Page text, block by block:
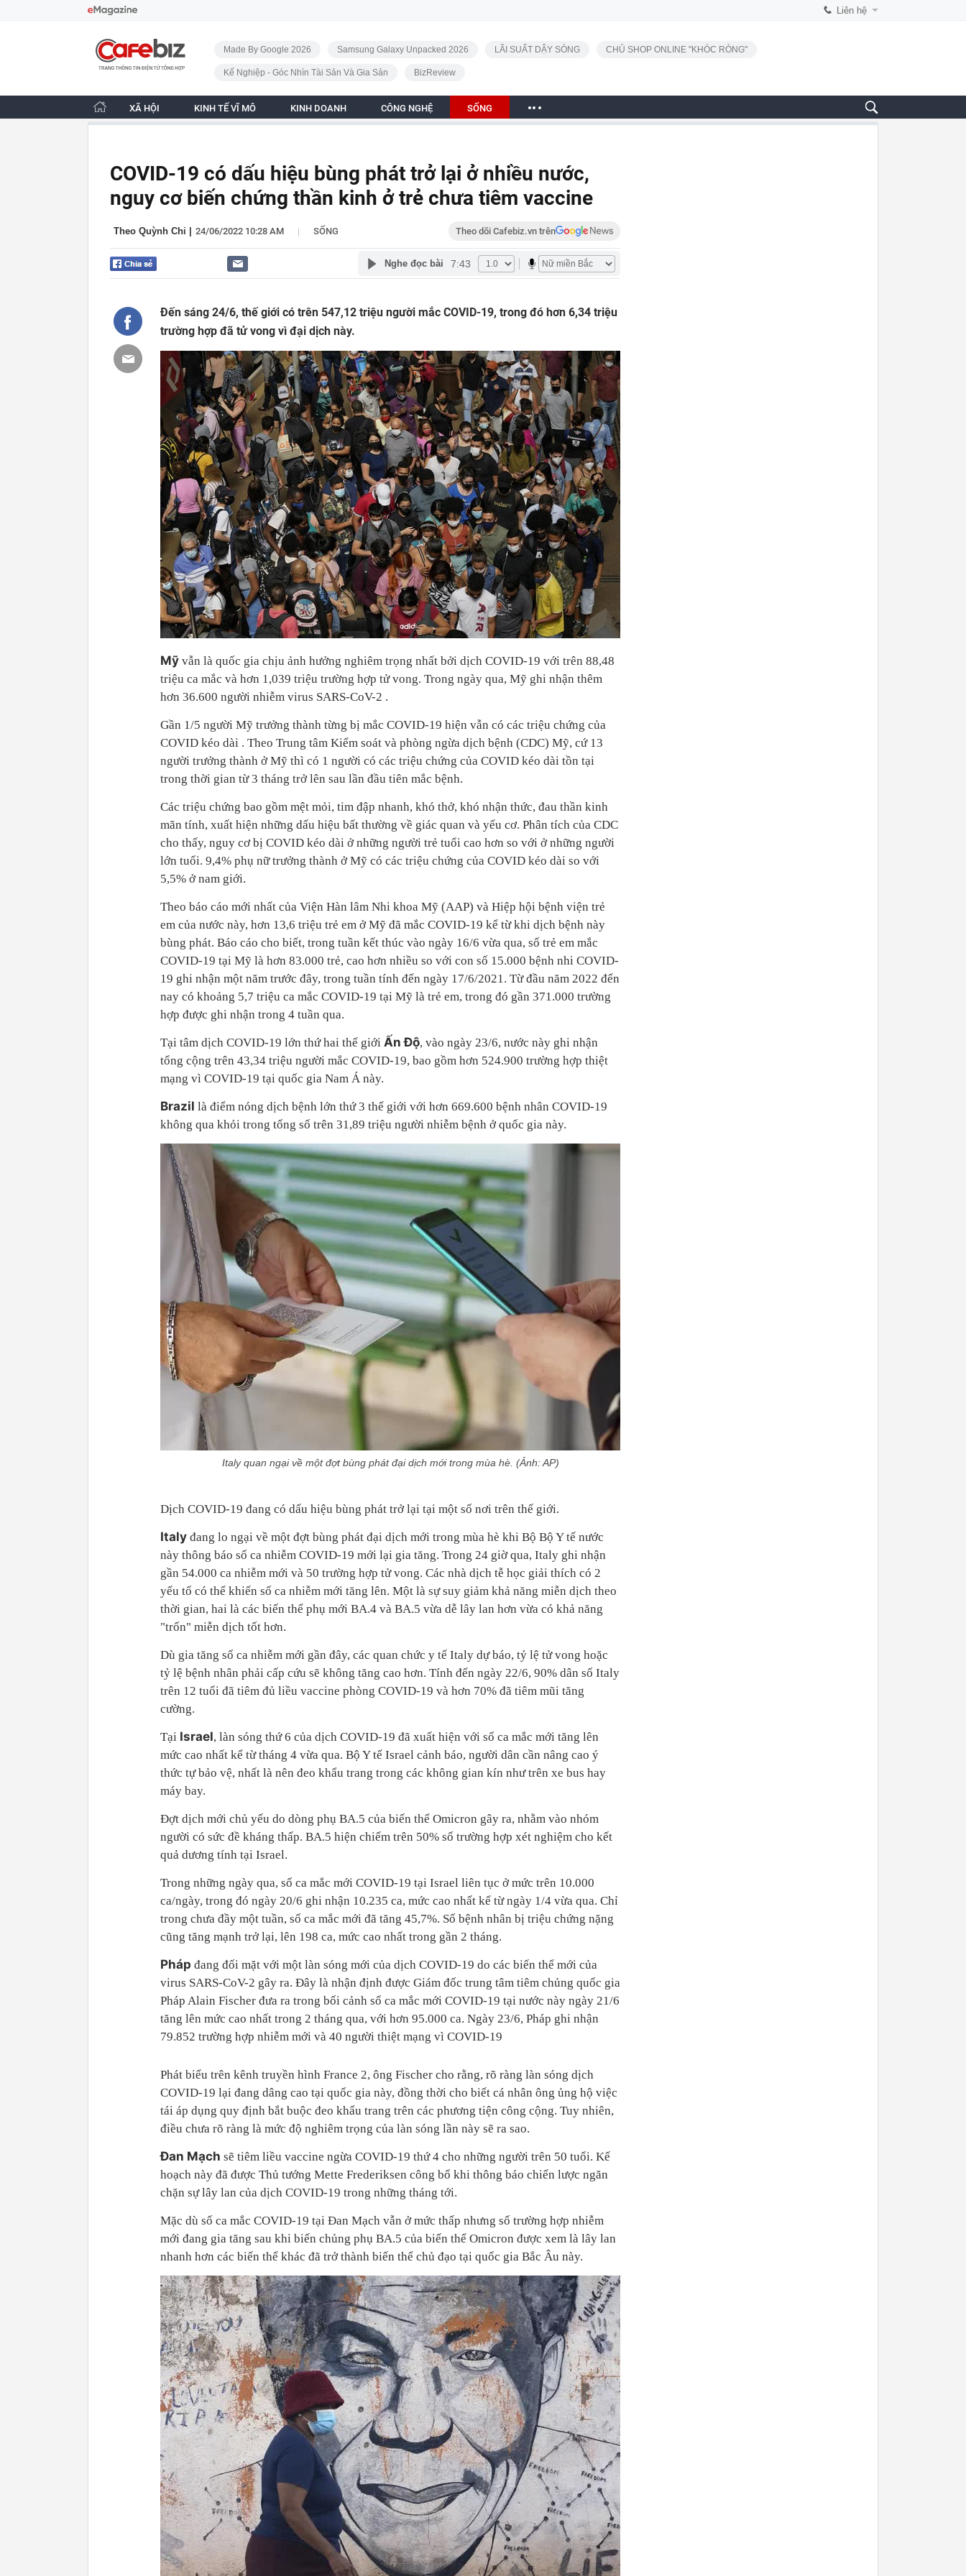
Liên hệ
CafeBiz - Trang chủ
Made By Google 2026 Samsung Galaxy Unpacked 2026 LÃI SUẤT DẬY SÓNG CHỦ SHOP ONLINE "KHÓC RÒNG"
Kế Nghiệp - Góc Nhìn Tài Sản Và Gia Sản BizReview
XÃ HỘI KINH TẾ VĨ MÔ KINH DOANH CÔNG NGHỆ SỐNG
COVID-19 có dấu hiệu bùng phát trở lại ở nhiều nước,
nguy cơ biến chứng thần kinh ở trẻ chưa tiêm vaccine
Theo Quỳnh Chi 24/06/2022 10:28 AM | SỐNG Theo dõi Cafebiz.vn trên
Nghe đọc bài 7:43
Đến sáng 24/6, thế giới có trên 547,12 triệu người mắc COVID-19, trong đó hơn 6,34 triệu
trường hợp đã tử vong vì đại dịch này.
Mỹ vẫn là quốc gia chịu ảnh hưởng nghiêm trọng nhất bởi dịch COVID-19 với trên 88,48
triệu ca mắc và hơn 1,039 triệu trường hợp tử vong. Trong ngày qua, Mỹ ghi nhận thêm
hơn 36.600 người nhiễm virus SARS-CoV-2 .
Gần 1/5 người Mỹ trưởng thành từng bị mắc COVID-19 hiện vẫn có các triệu chứng của
COVID kéo dài . Theo Trung tâm Kiểm soát và phòng ngừa dịch bệnh (CDC) Mỹ, cứ 13
người trưởng thành ở Mỹ thì có 1 người có các triệu chứng của COVID kéo dài tồn tại
trong thời gian từ 3 tháng trở lên sau lần đầu tiên mắc bệnh.
Các triệu chứng bao gồm mệt mỏi, tim đập nhanh, khó thở, khó nhận thức, đau thần kinh
mãn tính, xuất hiện những dấu hiệu bất thường về giác quan và yếu cơ. Phân tích của CDC
cho thấy, nguy cơ bị COVID kéo dài ở những người trẻ tuổi cao hơn so với ở những người
lớn tuổi. 9,4% phụ nữ trưởng thành ở Mỹ có các triệu chứng của COVID kéo dài so với
5,5% ở nam giới.
Theo báo cáo mới nhất của Viện Hàn lâm Nhi khoa Mỹ (AAP) và Hiệp hội bệnh viện trẻ
em của nước này, hơn 13,6 triệu trẻ em ở Mỹ đã mắc COVID-19 kể từ khi dịch bệnh này
bùng phát. Báo cáo cho biết, trong tuần kết thúc vào ngày 16/6 vừa qua, số trẻ em mắc
COVID-19 tại Mỹ là hơn 83.000 trẻ, cao hơn nhiều so với con số 15.000 bệnh nhi COVID-
19 ghi nhận một năm trước đây, trong tuần tính đến ngày 17/6/2021. Từ đầu năm 2022 đến
nay có khoảng 5,7 triệu ca mắc COVID-19 tại Mỹ là trẻ em, trong đó gần 371.000 trường
hợp được ghi nhận trong 4 tuần qua.
Tại tâm dịch COVID-19 lớn thứ hai thế giới Ấn Độ, vào ngày 23/6, nước này ghi nhận
tổng cộng trên 43,34 triệu người mắc COVID-19, bao gồm hơn 524.900 trường hợp thiệt
mạng vì COVID-19 tại quốc gia Nam Á này.
Brazil là điểm nóng dịch bệnh lớn thứ 3 thế giới với hơn 669.600 bệnh nhân COVID-19
không qua khỏi trong tổng số trên 31,89 triệu người nhiễm bệnh ở quốc gia này.
Italy quan ngại về một đợt bùng phát đại dịch mới trong mùa hè. (Ảnh: AP)
Dịch COVID-19 đang có dấu hiệu bùng phát trở lại tại một số nơi trên thế giới.
Italy đang lo ngại về một đợt bùng phát đại dịch mới trong mùa hè khi Bộ Bộ Y tế nước
này thông báo số ca nhiễm COVID-19 mới lại gia tăng. Trong 24 giờ qua, Italy ghi nhận
gần 54.000 ca nhiễm mới và 50 trường hợp tử vong. Các nhà dịch tễ học giải thích có 2
yếu tố có thể khiến số ca nhiễm mới tăng lên. Một là sự suy giảm khả năng miễn dịch theo
thời gian, hai là các biến thể phụ mới BA.4 và BA.5 vừa dễ lây lan hơn vừa có khả năng
"trốn" miễn dịch tốt hơn.
Dù gia tăng số ca nhiễm mới gần đây, các quan chức y tế Italy dự báo, tỷ lệ tử vong hoặc
tỷ lệ bệnh nhân phải cấp cứu sẽ không tăng cao hơn. Tính đến ngày 22/6, 90% dân số Italy
trên 12 tuổi đã tiêm đủ liều vaccine phòng COVID-19 và hơn 70% đã tiêm mũi tăng
cường.
Tại Israel, làn sóng thứ 6 của dịch COVID-19 đã xuất hiện với số ca mắc mới tăng lên
mức cao nhất kể từ tháng 4 vừa qua. Bộ Y tế Israel cảnh báo, người dân cần nâng cao ý
thức tự bảo vệ, nhất là nên đeo khẩu trang trong các không gian kín như trên xe bus hay
máy bay.
Đợt dịch mới chủ yếu do dòng phụ BA.5 của biến thể Omicron gây ra, nhằm vào nhóm
người có sức đề kháng thấp. BA.5 hiện chiếm trên 50% số trường hợp xét nghiệm cho kết
quả dương tính tại Israel.
Trong những ngày qua, số ca mắc mới COVID-19 tại Israel liên tục ở mức trên 10.000
ca/ngày, trong đó ngày 20/6 ghi nhận 10.235 ca, mức cao nhất kể từ ngày 1/4 vừa qua. Chỉ
trong chưa đầy một tuần, số ca mắc mới đã tăng 45,7%. Số bệnh nhân bị triệu chứng nặng
cũng tăng mạnh trở lại, lên 198 ca, mức cao nhất trong gần 2 tháng.
Pháp đang đối mặt với một làn sóng mới của dịch COVID-19 do các biến thể mới của
virus SARS-CoV-2 gây ra. Đây là nhận định được Giám đốc trung tâm tiêm chủng quốc gia
Pháp Alain Fischer đưa ra trong bối cảnh số ca mắc mới COVID-19 tại nước này ngày 21/6
tăng lên mức cao nhất trong 2 tháng qua, với hơn 95.000 ca. Ngày 23/6, Pháp ghi nhận
79.852 trường hợp nhiễm mới và 40 người thiệt mạng vì COVID-19
Phát biểu trên kênh truyền hình France 2, ông Fischer cho rằng, rõ ràng làn sóng dịch
COVID-19 lại đang dâng cao tại quốc gia này, đồng thời cho biết cá nhân ông ủng hộ việc
tái áp dụng quy định bắt buộc đeo khẩu trang trên các phương tiện công cộng. Tuy nhiên,
điều chưa rõ ràng là mức độ nghiêm trọng của làn sóng lần này sẽ ra sao.
Đan Mạch sẽ tiêm liều vaccine ngừa COVID-19 thứ 4 cho những người trên 50 tuổi. Kế
hoạch này đã được Thủ tướng Mette Frederiksen công bố khi thông báo chiến lược ngăn
chặn sự lây lan của dịch COVID-19 trong những tháng tới.
Mặc dù số ca mắc COVID-19 tại Đan Mạch vẫn ở mức thấp nhưng số trường hợp nhiễm
mới đang gia tăng sau khi biến chủng phụ BA.5 của biến thể Omicron được xem là lây lan
nhanh hơn các biến thể khác đã trở thành biến thể chủ đạo tại quốc gia Bắc Âu này.